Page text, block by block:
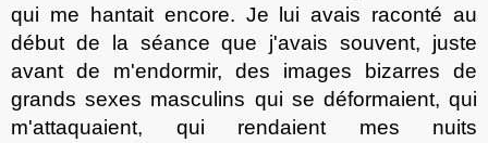
qui me hantait encore. Je lui avais raconté au
début de la séance que j'avais souvent, juste
avant de m'endormir, des images bizarres de
grands sexes masculins qui se déformaient, qui
m'attaquaient, qui rendaient mes nuits